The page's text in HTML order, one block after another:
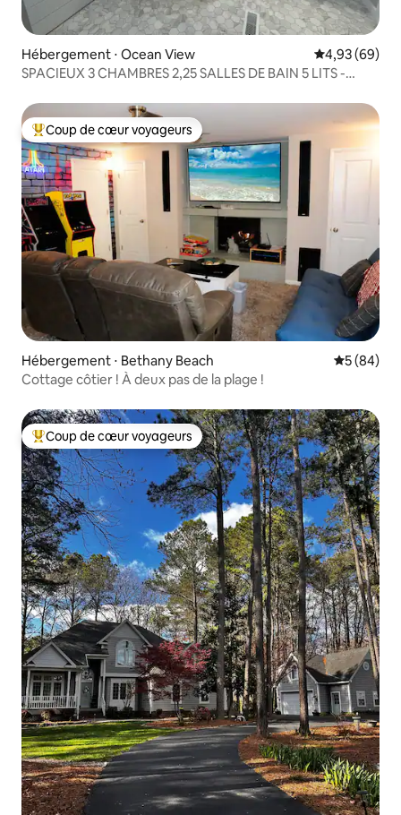
Hébergement ⋅ Ocean View Évaluation
4,93 (69)
SPACIEUX 3 CHAMBRES 2,25 SALLES DE BAIN 5 LITS -
Coups de cœur voyageurs les plus appréciés
Coup de cœur voyageurs
Hébergement ⋅ Bethany Beach
5 (84)
Cottage côtier ! À deux pas de la plage !
Coups de cœur voyageurs les plus appréciés
Coup de cœur voyageurs